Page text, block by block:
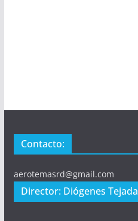
Contacto:
aerotemasrd@gmail.com
Director: Diógenes Tejada